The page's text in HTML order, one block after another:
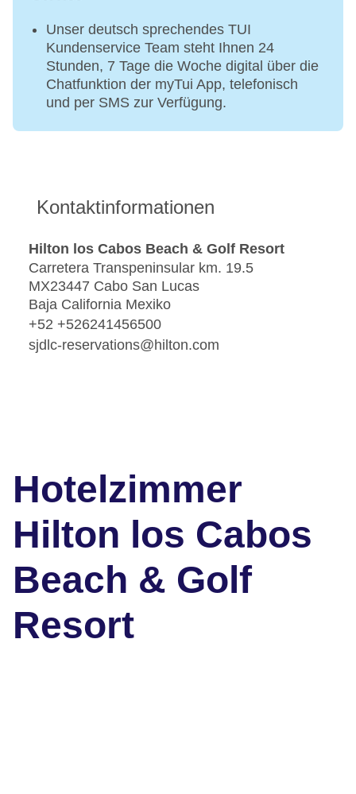
Unser deutsch sprechendes TUI
Kundenservice Team steht Ihnen 24
Stunden, 7 Tage die Woche digital über die
Chatfunktion der myTui App, telefonisch
und per SMS zur Verfügung.
Kontaktinformationen
Hilton los Cabos Beach & Golf Resort
Carretera Transpeninsular km. 19.5
MX23447 Cabo San Lucas
Baja California Mexiko
+52 +526241456500
sjdlc-reservations@hilton.com
Hotelzimmer
Hilton los Cabos
Beach & Golf
Resort